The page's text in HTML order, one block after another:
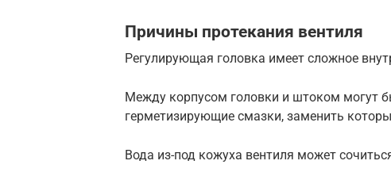
Причины протекания вентиля
Регулирующая головка имеет сложное
Между корпусом головки и штоком могут
герметизирующие смазки, заменить
Вода из-под кожуха вентиля может